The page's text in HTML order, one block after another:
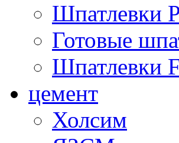
Шпатлевки
Готовые
Шпатлевки
цемент
Холсим